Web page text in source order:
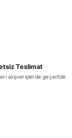
Teslimat
alışverişlerde geçerlidir.